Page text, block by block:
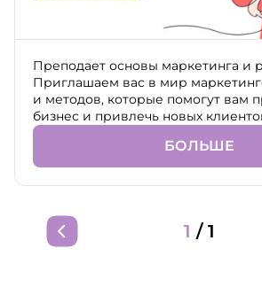
Преподает основы маркетинга и
Приглашаем вас в мир
и методов, которые помогут вам
бизнес и привлечь новых
БОЛЬШЕ
1 / 1